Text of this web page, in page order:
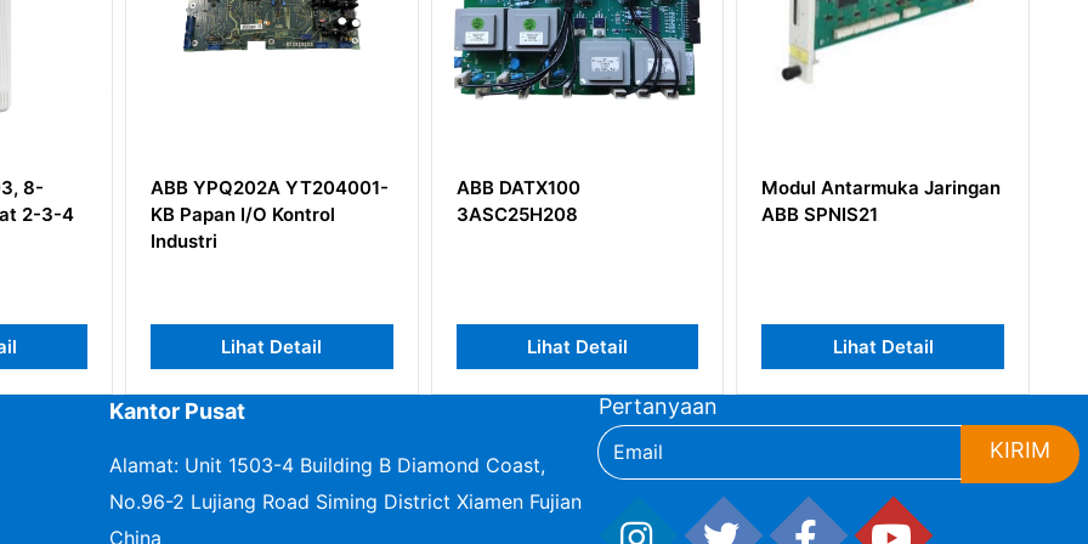
ABB YPQ202A YT204001-
KB Papan I/O Kontrol
ABB DATX100
3ASC25H208
Modul Antarmuka Jaringan
ABB
Kantor Pusat
Alamat: Unit 1503-4 Building B Diamond Coast,
No.96-2 Lujiang Road Siming District Xiamen Fujian
China
Pertanyaan
KIRIM